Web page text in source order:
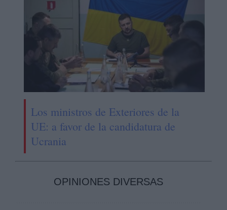
Los ministros de Exteriores de la
UE: a favor de la candidatura de
Ucrania
OPINIONES DIVERSAS